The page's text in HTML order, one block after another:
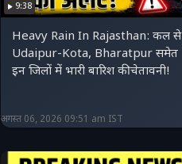
9:38
Heavy Rain In Rajasthan: कल से
Udaipur-Kota, Bharatpur समेत
इन जिलों में भारी बारिश की चेतावनी!
अगस्त 06, 2026 09:51 am IST